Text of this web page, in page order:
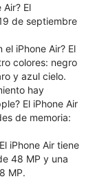
El
de septiembre
iPhone Air? El
colores: negro
y azul cielo.
hay
El iPhone Air
de memoria:
iPhone Air tiene
48 MP y una
MP.